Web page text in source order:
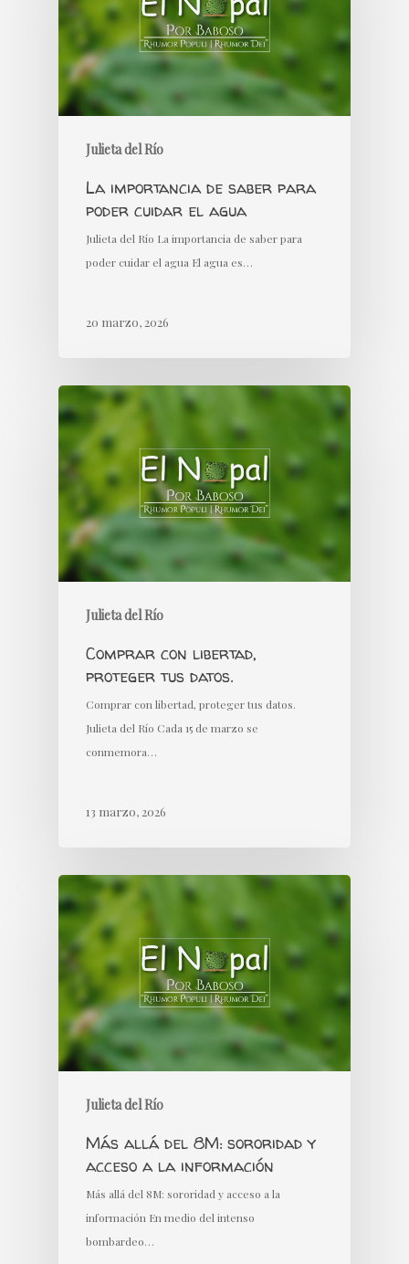
Julieta del Río
La importancia de saber para
poder cuidar el agua
Julieta del Río La importancia de saber para
poder cuidar el agua El agua es…
20 marzo, 2026
Julieta del Río
Comprar con libertad,
proteger tus datos.
Comprar con libertad, proteger tus datos.
Julieta del Río Cada 15 de marzo se
conmemora…
13 marzo, 2026
Julieta del Río
Más allá del 8M: sororidad y
acceso a la información
Más allá del 8M: sororidad y acceso a la
información En medio del intenso
bombardeo…